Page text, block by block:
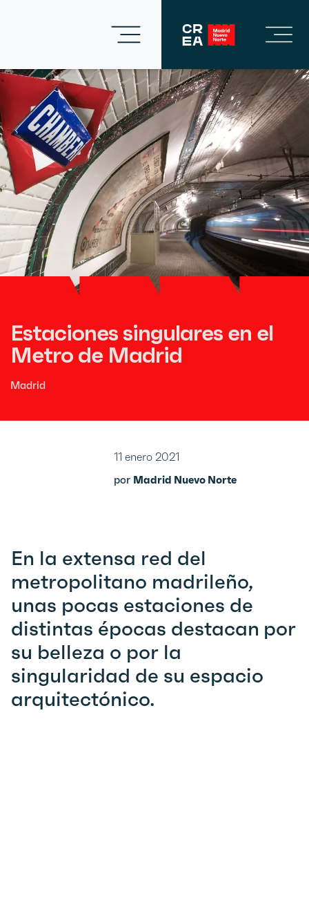
Estaciones singulares en el
Metro de Madrid
Madrid
En la extensa red del
metropolitano madrileño,
unas pocas estaciones de
distintas épocas destacan por
su belleza o por la
singularidad de su espacio
arquitectónico.
11 enero 2021
por Madrid Nuevo Norte